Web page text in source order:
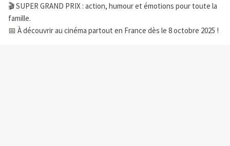
🎬 SUPER GRAND PRIX : action, humour et émotions pour toute la
famille.
📅 À découvrir au cinéma partout en France dès le 8 octobre 2025 !